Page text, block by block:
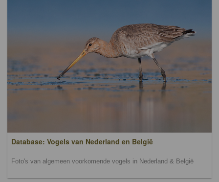
Database: Vogels van Nederland en België
Foto's van algemeen voorkomende vogels in Nederland & België